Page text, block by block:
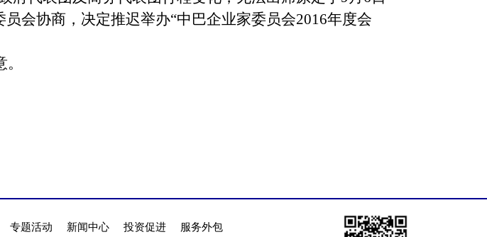
会协商，决定推迟举办“中巴企业家委员会2016年度会
专题活动 新闻中心 投资促进 服务外包